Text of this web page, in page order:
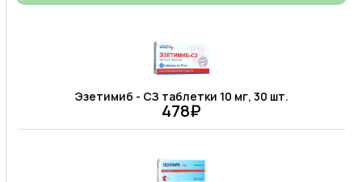
Эзетимиб - СЗ таблетки 10 мг, 30 шт.
478₽